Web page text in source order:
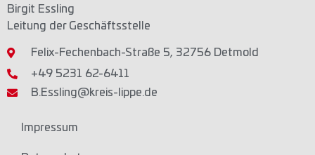
Birgit Essling
Leitung der Geschäftsstelle
Felix-Fechenbach-Straße 5, 32756 Detmold
+49 5231 62-6411
B.Essling@kreis-lippe.de
Impressum